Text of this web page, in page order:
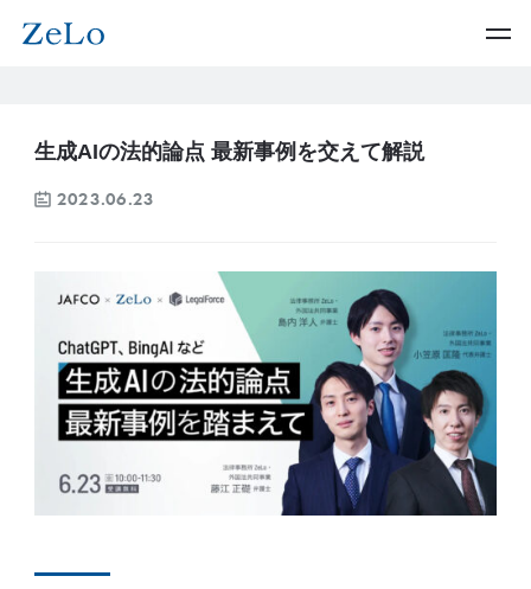
生成AIの法的論点 最新事例を交えて解説
2023.06.23